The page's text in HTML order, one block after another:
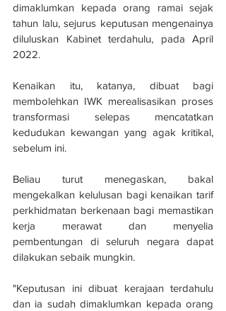
dimaklumkan kepada orang ramai sejak
tahun lalu, sejurus keputusan mengenainya
diluluskan Kabinet terdahulu, pada April
2022.
Kenaikan itu, katanya, dibuat bagi
membolehkan IWK merealisasikan proses
transformasi selepas mencatatkan
kedudukan kewangan yang agak kritikal,
sebelum ini.
Beliau turut menegaskan, bakal
mengekalkan kelulusan bagi kenaikan tarif
perkhidmatan berkenaan bagi memastikan
kerja merawat dan menyelia
pembentungan di seluruh negara dapat
dilakukan sebaik mungkin.
"Keputusan ini dibuat kerajaan terdahulu
dan ia sudah dimaklumkan kepada orang